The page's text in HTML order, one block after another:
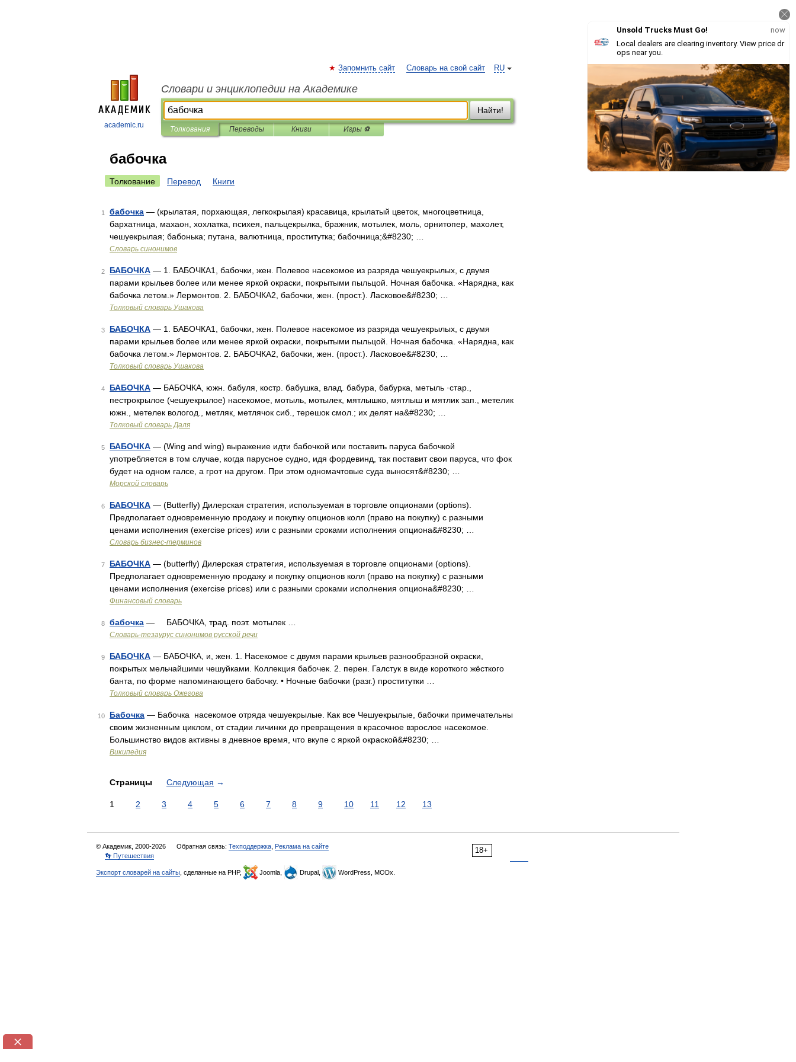
academic.ru
RU
Запомнить сайт Словарь на свой сайт
Словари и энциклопедии на Академике
Найти!
Толкования Переводы Книги Игры ⚽
бабочка
Толкование Перевод Книги
1 бабочка — (крылатая, порхающая, легкокрылая) красавица, крылатый цветок, многоцветница,
бархатница, махаон, хохлатка, психея, пальцекрылка, бражник, мотылек, моль, орнитопер, махолет,
чешуекрылая; бабонька; путана, валютница, проститутка; бабочница;&#8230; …
Словарь синонимов
2 БАБОЧКА — 1. БАБОЧКА1, бабочки, жен. Полевое насекомое из разряда чешуекрылых, с двумя
парами крыльев более или менее яркой окраски, покрытыми пыльцой. Ночная бабочка. «Нарядна, как
бабочка летом.» Лермонтов. 2. БАБОЧКА2, бабочки, жен. (прост.). Ласковое&#8230; …
Толковый словарь Ушакова
3 БАБОЧКА — 1. БАБОЧКА1, бабочки, жен. Полевое насекомое из разряда чешуекрылых, с двумя
парами крыльев более или менее яркой окраски, покрытыми пыльцой. Ночная бабочка. «Нарядна, как
бабочка летом.» Лермонтов. 2. БАБОЧКА2, бабочки, жен. (прост.). Ласковое&#8230; …
Толковый словарь Ушакова
4 БАБОЧКА — БАБОЧКА, южн. бабуля, костр. бабушка, влад. бабура, бабурка, метыль ·стар.,
пестрокрылое (чешуекрылое) насекомое, мотыль, мотылек, мятлышко, мятлыш и мятлик зап., метелик
южн., метелек вологод., метляк, метлячок сиб., терешок смол.; их делят на&#8230; …
Толковый словарь Даля
5 БАБОЧКА — (Wing and wing) выражение идти бабочкой или поставить паруса бабочкой
употребляется в том случае, когда парусное судно, идя фордевинд, так поставит свои паруса, что фок
будет на одном галсе, а грот на другом. При этом одномачтовые суда выносят&#8230; …
Морской словарь
6 БАБОЧКА — (Butterfly) Дилерская стратегия, используемая в торговле опционами (options).
Предполагает одновременную продажу и покупку опционов колл (право на покупку) с разными
ценами исполнения (exercise prices) или с разными сроками исполнения опциона&#8230; …
Словарь бизнес-терминов
7 БАБОЧКА — (butterfly) Дилерская стратегия, используемая в торговле опционами (options).
Предполагает одновременную продажу и покупку опционов колл (право на покупку) с разными
ценами исполнения (exercise prices) или с разными сроками исполнения опциона&#8230; …
Финансовый словарь
8 бабочка — БАБОЧКА, трад. поэт. мотылек …
Словарь-тезаурус синонимов русской речи
9 БАБОЧКА — БАБОЧКА, и, жен. 1. Насекомое с двумя парами крыльев разнообразной окраски,
покрытых мельчайшими чешуйками. Коллекция бабочек. 2. перен. Галстук в виде короткого жёсткого
банта, по форме напоминающего бабочку. • Ночные бабочки (разг.) проститутки …
Толковый словарь Ожегова
10 Бабочка — Бабочка насекомое отряда чешуекрылые. Как все Чешуекрылые, бабочки примечательны
своим жизненным циклом, от стадии личинки до превращения в красочное взрослое насекомое.
Большинство видов активны в дневное время, что вкупе с яркой окраской&#8230; …
Википедия
Страницы Следующая →
1 2 3 4 5 6 7 8 9 10 11 12 13
18+
© Академик, 2000-2026 Обратная связь: Техподдержка Реклама на сайте
👣 Путешествия
Экспорт словарей на сайты , сделанные на PHP, Joomla, Drupal, WordPress, MODx.